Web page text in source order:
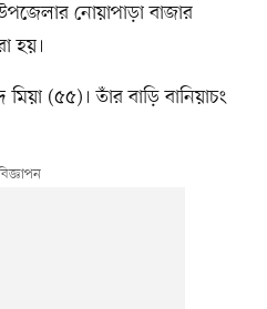
নোয়াপাড়া বাজার
হয়।
মিয়া (৫৫)। তাঁর বাড়ি বানিয়াচং